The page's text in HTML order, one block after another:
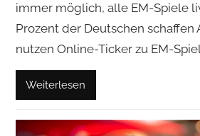
immer möglich, alle EM-Spiele
Prozent der Deutschen schaffen
nutzen Online-Ticker zu EM-
Weiterlesen